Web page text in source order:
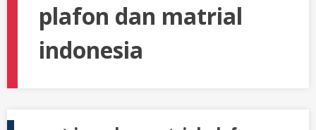
plafon dan matrial
indonesia